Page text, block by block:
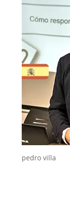
pedro villa